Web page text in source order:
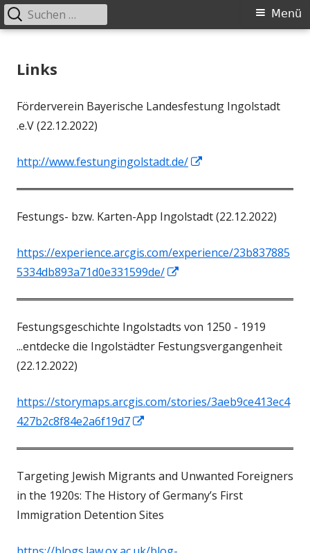
zum
Primäres
Menü
Suchen
nach:
Links
Förderverein Bayerische Landesfestung Ingolstadt
.e.V (22.12.2022)
http://www.festungingolstadt.de/
öffnen
Festungs- bzw. Karten-App Ingolstadt (22.12.2022)
https://experience.arcgis.com/experience/23b837885
5334db893a71d0e331599de/
öffnen
Festungsgeschichte Ingolstadts von 1250 - 1919
...entdecke die Ingolstädter Festungsvergangenheit
(22.12.2022)
https://storymaps.arcgis.com/stories/3aeb9ce413ec4
427b2c8f84e2a6f19d7
öffnen
Targeting Jewish Migrants and Unwanted Foreigners
in the 1920s: The History of Germany’s First
Immigration Detention Sites